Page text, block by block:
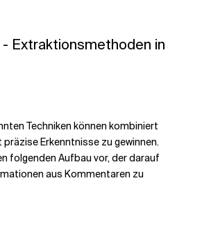
- Extraktionsmethoden in
Techniken können kombiniert
Erkenntnisse zu gewinnen.
folgenden Aufbau vor, der darauf
aus Kommentaren zu